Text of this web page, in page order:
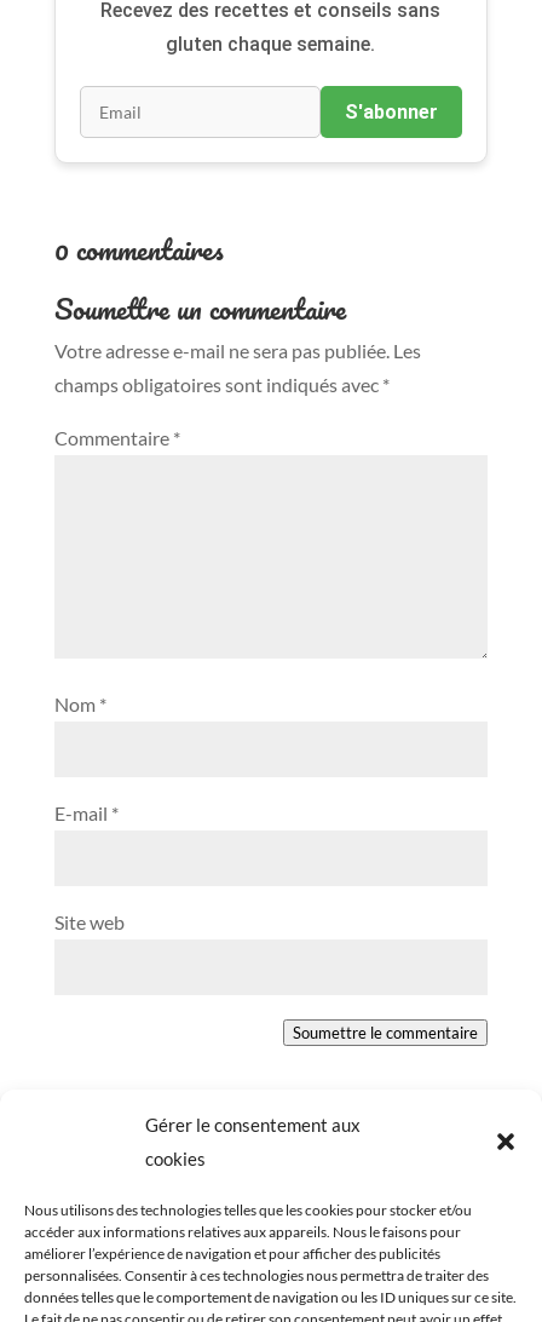
Gérer le consentement aux
cookies
Nous utilisons des technologies telles que les cookies pour stocker et/ou
accéder aux informations relatives aux appareils. Nous le faisons pour
améliorer l’expérience de navigation et pour afficher des publicités
personnalisées. Consentir à ces technologies nous permettra de traiter des
données telles que le comportement de navigation ou les ID uniques sur ce site.
Recevez des recettes et conseils sans
gluten chaque semaine.
S'abonner
0 commentaires
Soumettre un commentaire
Votre adresse e-mail ne sera pas publiée. Les
champs obligatoires sont indiqués avec *
Commentaire *
Nom *
E-mail *
Site web
Soumettre le commentaire